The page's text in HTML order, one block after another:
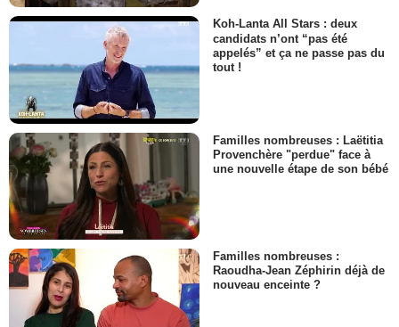
Koh-Lanta All Stars : deux
candidats n’ont “pas été
appelés” et ça ne passe pas du
tout !
Familles nombreuses : Laëtitia
Provenchère "perdue" face à
une nouvelle étape de son bébé
Familles nombreuses :
Raoudha-Jean Zéphirin déjà de
nouveau enceinte ?